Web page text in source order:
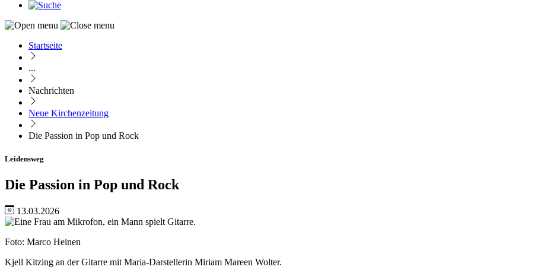
Pfadnavigation
Startseite
...
Nachrichten
Neue Kirchenzeitung
Die Passion in Pop und Rock
Leidensweg
Die Passion in Pop und Rock
13.03.2026
Image
Nachweis
Foto: Marco Heinen
Caption
Kjell Kitzing an der Gitarre mit Maria-Darstellerin Miriam Mareen Wolter.